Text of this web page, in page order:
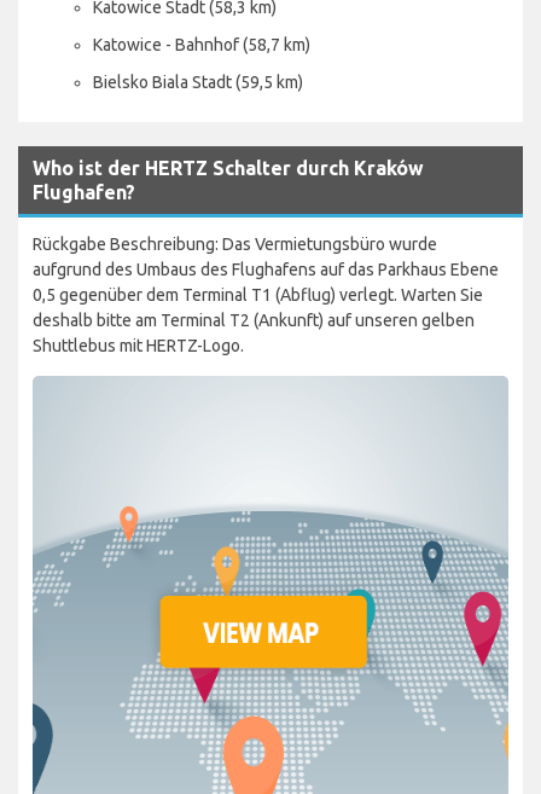
Katowice Stadt (58,3 km)
Katowice - Bahnhof (58,7 km)
Bielsko Biala Stadt (59,5 km)
Who ist der HERTZ Schalter durch Kraków
Flughafen?
Rückgabe Beschreibung: Das Vermietungsbüro wurde
aufgrund des Umbaus des Flughafens auf das Parkhaus Ebene
0,5 gegenüber dem Terminal T1 (Abflug) verlegt. Warten Sie
deshalb bitte am Terminal T2 (Ankunft) auf unseren gelben
Shuttlebus mit HERTZ-Logo.